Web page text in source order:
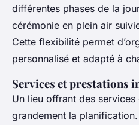
différentes phases de la
cérémonie en plein air
Cette flexibilité permet
personnalisé et adapté à
Services et prestations
Un lieu offrant des
grandement la planification.